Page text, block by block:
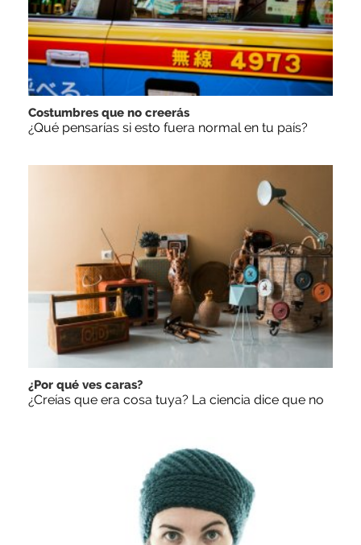
Costumbres que no creerás
¿Qué pensarías si esto fuera normal en tu país?
¿Por qué ves caras?
¿Creías que era cosa tuya? La ciencia dice que no